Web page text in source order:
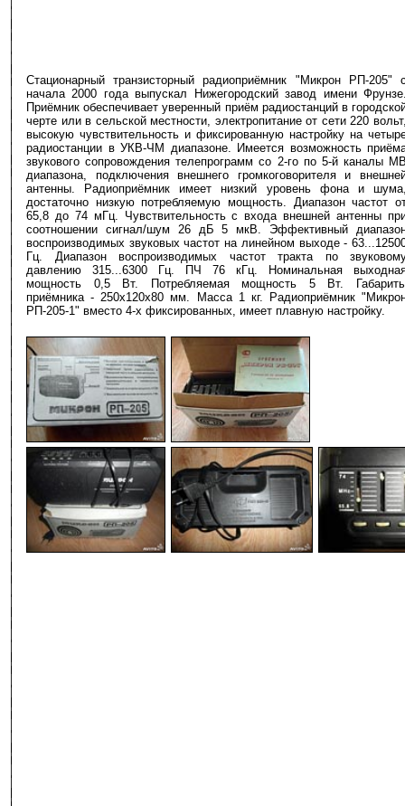
Стационарный транзисторный радиоприёмник "Микрон РП-205"
начала 2000 года выпускал Нижегородский завод имени
Приёмник обеспечивает уверенный приём радиостанций в
черте или в сельской местности, электропитание от сети 220
высокую чувствительность и фиксированную настройку на
радиостанции в УКВ-ЧМ диапазоне. Имеется возможность
звукового сопровождения телепрограмм со 2-го по 5-й каналы
диапазона, подключения внешнего громкоговорителя и
антенны. Радиоприёмник имеет низкий уровень фона и
достаточно низкую потребляемую мощность. Диапазон частот
65,8 до 74 мГц. Чувствительность с входа внешней антенны
соотношении сигнал/шум 26 дБ 5 мкВ. Эффективный
воспроизводимых звуковых частот на линейном выходе -
Гц. Диапазон воспроизводимых частот тракта по
давлению 315...6300 Гц. ПЧ 76 кГц. Номинальная
мощность 0,5 Вт. Потребляемая мощность 5 Вт.
приёмника - 250х120х80 мм. Масса 1 кг. Радиоприёмник
РП-205-1" вместо 4-х фиксированных, имеет плавную настройку.